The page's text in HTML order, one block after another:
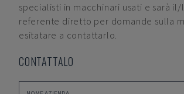
specialisti in macchinari usati e sarà
referente diretto per domande sulla
esitatare a contattarlo.
CONTATTALO